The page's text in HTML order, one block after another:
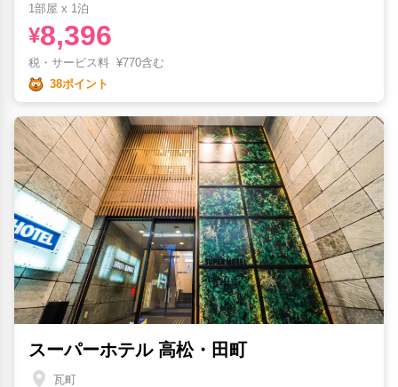
1部屋 x 1泊
¥8,396
税・サービス料 ¥770含む
38ポイント
スーパーホテル 高松・田町
瓦町